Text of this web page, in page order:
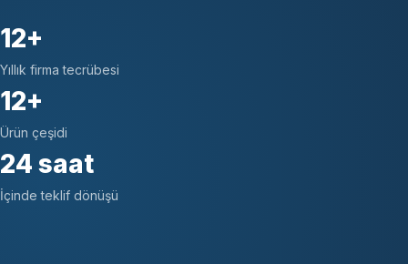
12+
Yıllık firma tecrübesi
12+
Ürün çeşidi
24 saat
İçinde teklif dönüşü